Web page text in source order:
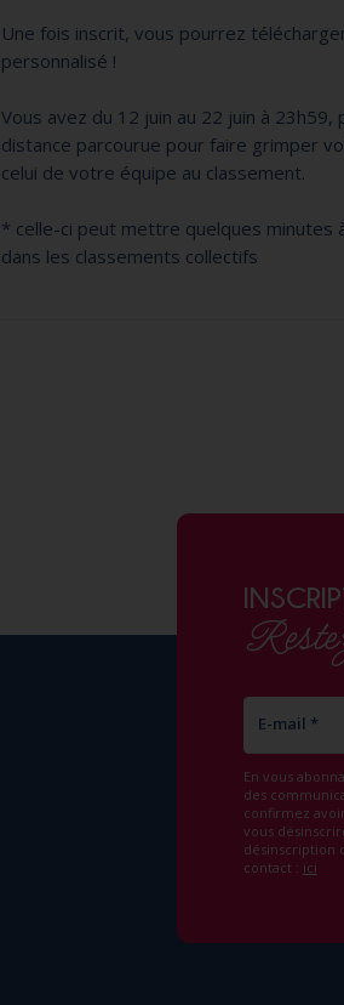
Une fois inscrit, vous pourrez
personnalisé !
Vous avez du 12 juin au 22 juin à
distance parcourue pour faire grimper
celui de votre équipe au classement.
* celle-ci peut mettre quelques minutes
dans les classements collectifs
E-mail *
En vous
des
confirmez
vous
désinscription
contact : ici